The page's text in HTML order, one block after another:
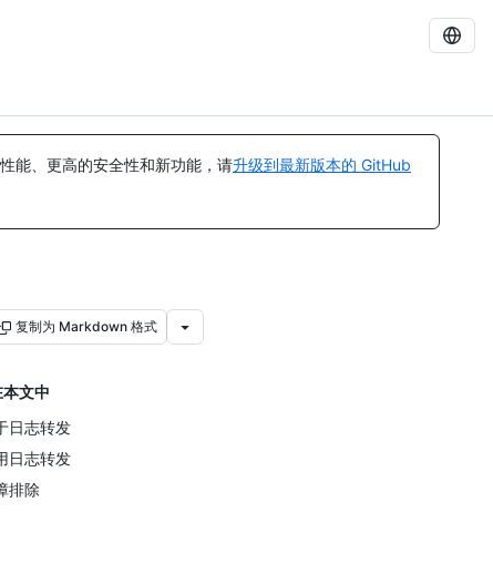
能、更高的安全性和新功能，请升级到最新版本的 GitHub
复制为 Markdown 格式
本文中
日志转发
日志转发
排除